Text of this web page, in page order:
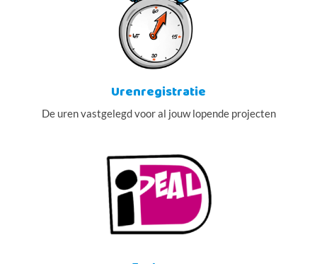
Urenregistratie
De uren vastgelegd voor al jouw lopende projecten